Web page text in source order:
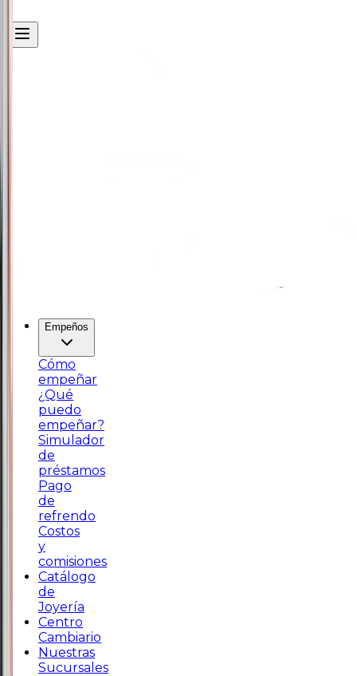
Empeños
Cómo
empeñar
¿Qué
puedo
empeñar?
Simulador
de
préstamos
Pago
de
refrendo
Costos
y
comisiones
Catálogo
de
Joyería
Centro
Cambiario
Nuestras
Sucursales